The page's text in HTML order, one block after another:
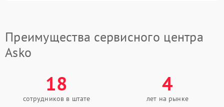
Преимущества сервисного центра
Asko
18
сотрудников в штате
4
лет на рынке